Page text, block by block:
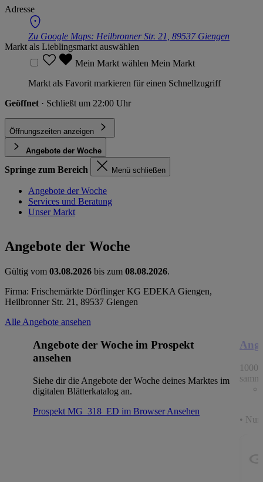
Adresse
Zu Google Maps: Heilbronner Str. 21, 89537 Giengen
Markt als Lieblingsmarkt auswählen
Mein Markt wählen Mein Markt
Markt als Favorit markieren für einen Schnellzugriff
Geöffnet · Schließt um 22:00 Uhr
Öffnungszeiten anzeigen
Angebote der Woche
Springe zum Bereich Menü schließen
Angebote der Woche
Services und Beratung
Unser Markt
Angebote der Woche
Gültig vom 03.08.2026 bis zum 08.08.2026.
Firma: Frischemärkte Dörflinger KG EDEKA Giengen,
Heilbronner Str. 21, 89537 Giengen
Alle Angebote ansehen
Angebote der Woche im Prospekt
ansehen
Siehe dir die Angebote der Woche deines Marktes im
digitalen Blätterkatalog an.
Prospekt MG_318_ED im BrowserAnsehen
1000
• Nur